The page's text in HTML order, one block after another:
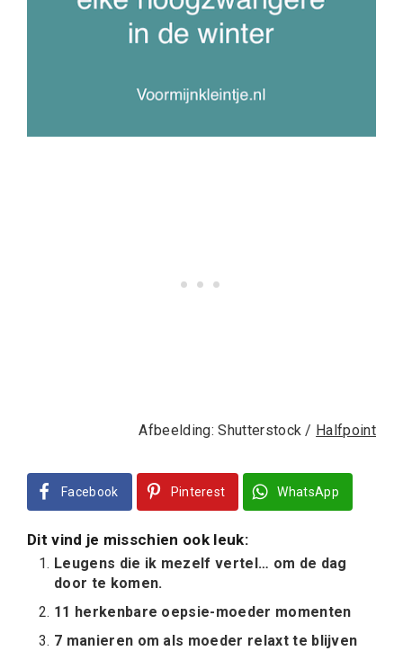
Afbeelding: Shutterstock / Halfpoint
Facebook Pinterest WhatsApp
Dit vind je misschien ook leuk:
Leugens die ik mezelf vertel… om de dag
door te komen.
11 herkenbare oepsie-moeder momenten
7 manieren om als moeder relaxt te blijven